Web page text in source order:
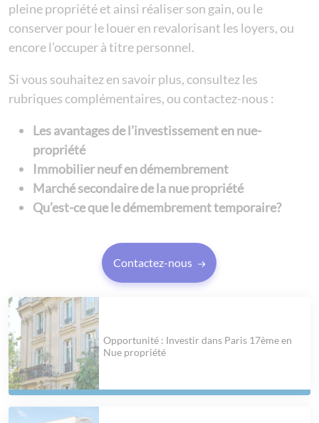
pleine propriété et ainsi réaliser son gain, ou le
conserver pour le louer en revalorisant les loyers, ou
encore l’occuper à titre personnel.
Si vous souhaitez en savoir plus, consultez les
rubriques complémentaires, ou contactez-nous :
Les avantages de l’investissement en nue-
propriété
Immobilier neuf en démembrement
Marché secondaire de la nue propriété
Qu’est-ce que le démembrement temporaire?
Contactez-nous
Opportunité : Investir dans Paris 17ème en
Nue propriété